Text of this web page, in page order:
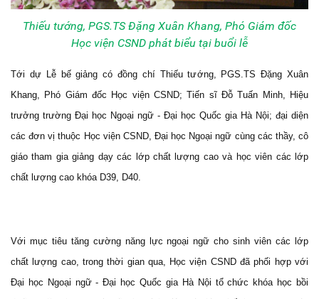
Thiếu tướng, PGS.TS Đặng Xuân Khang, Phó Giám đốc
Học viện CSND phát biểu tại buổi lễ
Tới dự Lễ bế giảng có đồng chí Thiếu tướng, PGS.TS Đặng Xuân
Khang, Phó Giám đốc Học viện CSND; Tiến sĩ Đỗ Tuấn Minh, Hiệu
trưởng trường Đại học Ngoại ngữ - Đại học Quốc gia Hà Nội; đại diện
các đơn vị thuộc Học viện CSND, Đại học Ngoại ngữ cùng các thầy, cô
giáo tham gia giảng dạy các lớp chất lượng cao và học viên các lớp
chất lượng cao khóa D39, D40.
Với mục tiêu tăng cường năng lực ngoại ngữ cho sinh viên các lớp
chất lượng cao, trong thời gian qua, Học viện CSND đã phối hợp với
Đại học Ngoại ngữ - Đại học Quốc gia Hà Nội tổ chức khóa học bồi